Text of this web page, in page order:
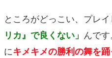
ところがどっこい、プレ
リカ』で良くない」 んで
にキメキメの勝利の舞を